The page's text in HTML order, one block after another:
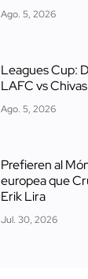
Ago. 5, 2026
Leagues Cup:
LAFC vs Chivas
Ago. 5, 2026
Prefieren al
europea que
Erik Lira
Jul. 30, 2026